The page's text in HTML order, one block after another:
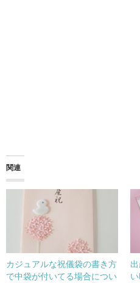
関連
カジュアルな祝儀袋の書き方
で中袋が付いてる場合につい